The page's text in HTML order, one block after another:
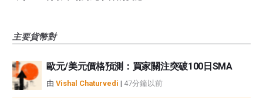
主要貨幣對
歐元/美元價格預測：買家關注突破100日SMA
由 Vishal Chaturvedi | 47分鐘以前